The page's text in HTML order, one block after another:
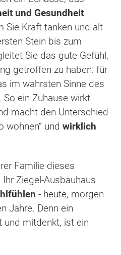
und Gesundheit
Sie Kraft tanken und alt
Stein bis zum
Sie das gute Gefühl,
getroffen zu haben: für
im wahrsten Sinne des
So ein Zuhause wirkt
macht den Unterschied
wohnen“ und wirklich
Familie dieses
Ziegel-Ausbauhaus
- heute, morgen
Jahre. Denn ein
und mitdenkt, ist ein